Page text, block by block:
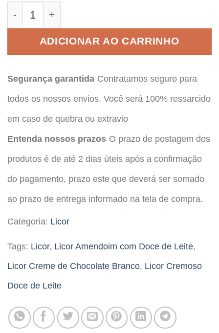
Combo 6 Licores Salinas Ouro quantidade
ADICIONAR AO CARRINHO
Segurança garantida Contratamos seguro para
todos os nossos envios. Você será 100% ressarcido
em caso de quebra ou extravio
Entenda nossos prazos O prazo de postagem dos
produtos é de até 2 dias úteis após a confirmação
do pagamento, prazo este que deverá ser somado
ao prazo de entrega informado na tela de compra.
Categoria: Licor
Tags: Licor, Licor Amendoim com Doce de Leite,
Licor Creme de Chocolate Branco, Licor Cremoso
Doce de Leite